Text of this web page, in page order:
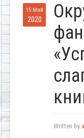
15 Май
2020
Written by